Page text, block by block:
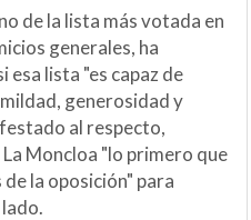
de la lista más votada en
generales, ha
esa lista "es capaz de
generosidad y
al respecto,
Moncloa "lo primero que
la oposición" para